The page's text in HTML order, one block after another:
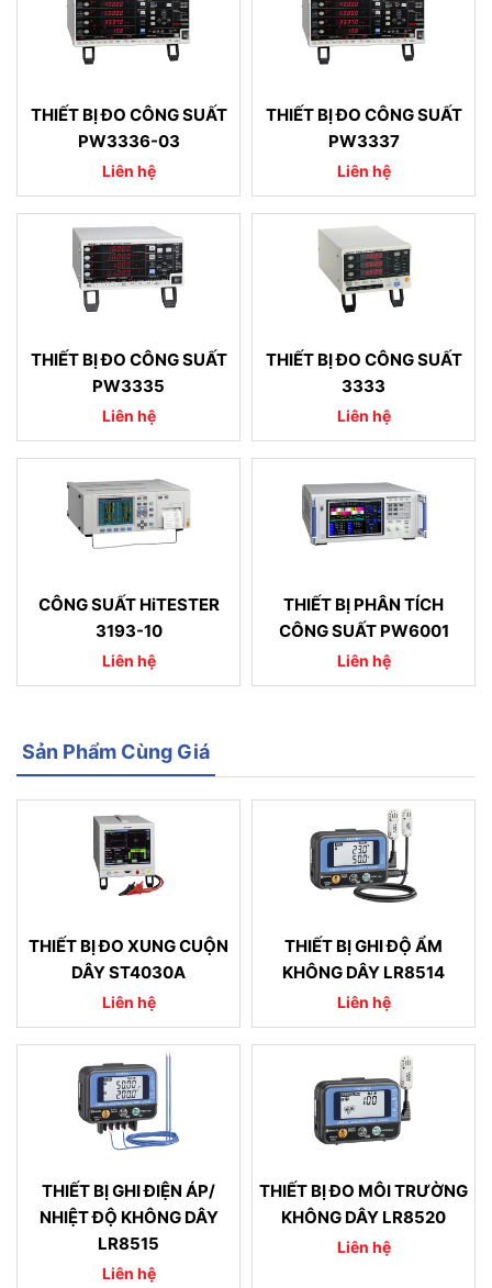
THIẾT BỊ ĐO CÔNG SUẤT
PW3336-03
Liên hệ
THIẾT BỊ ĐO CÔNG SUẤT
PW3337
Liên hệ
THIẾT BỊ ĐO CÔNG SUẤT
PW3335
Liên hệ
THIẾT BỊ ĐO CÔNG SUẤT
3333
Liên hệ
CÔNG SUẤT HiTESTER
3193-10
Liên hệ
THIẾT BỊ PHÂN TÍCH
CÔNG SUẤT PW6001
Liên hệ
Sản Phẩm Cùng Giá
THIẾT BỊ ĐO XUNG CUỘN
DÂY ST4030A
Liên hệ
THIẾT BỊ GHI ĐỘ ẨM
KHÔNG DÂY LR8514
Liên hệ
THIẾT BỊ GHI ĐIỆN ÁP/
NHIỆT ĐỘ KHÔNG DÂY
LR8515
Liên hệ
THIẾT BỊ ĐO MÔI TRƯỜNG
KHÔNG DÂY LR8520
Liên hệ